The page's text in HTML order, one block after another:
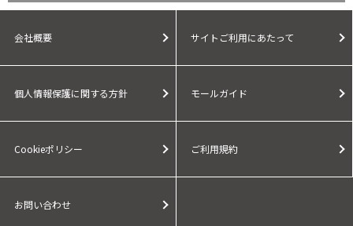
会社概要 サイトご利用にあたって
個人情報保護に関する方針 モールガイド
Cookieポリシー ご利用規約
お問い合わせ